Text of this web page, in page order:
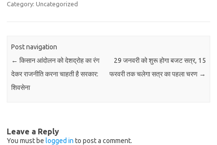
Category: Uncategorized
Post navigation
← किसान आंदोलन को देशद्रोह का रंग
देकर राजनीति करना चाहती है सरकार:
शिवसेना
29 जनवरी को शुरू होगा बजट सत्र, 15
फरवरी तक चलेगा सत्र का पहला चरण →
Leave a Reply
You must be logged in to post a comment.